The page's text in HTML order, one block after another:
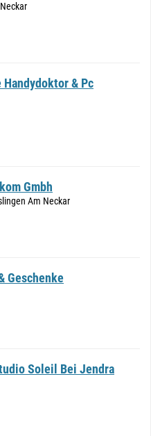
Handydoktor & Pc
Gmbh
Am Neckar
Geschenke
Soleil Bei Jendra